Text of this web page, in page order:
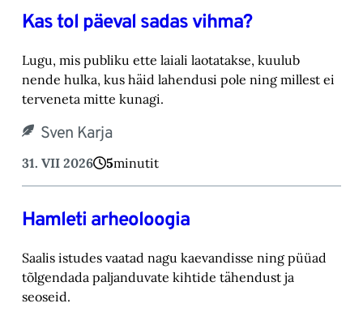
Kas tol päeval sadas vihma?
Lugu, mis publiku ette laiali laotatakse, kuulub
nende hulka, kus häid lahendusi pole ning millest ei
terveneta mitte kunagi.
Sven Karja
31. VII 2026 5minutit
Hamleti arheoloogia
Saalis istudes vaatad nagu kaevandisse ning püüad
tõlgendada paljanduvate kihtide tähendust ja
seoseid.